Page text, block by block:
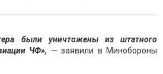
были уничтожены из штатного
ЧФ», — заявили в Минобороны